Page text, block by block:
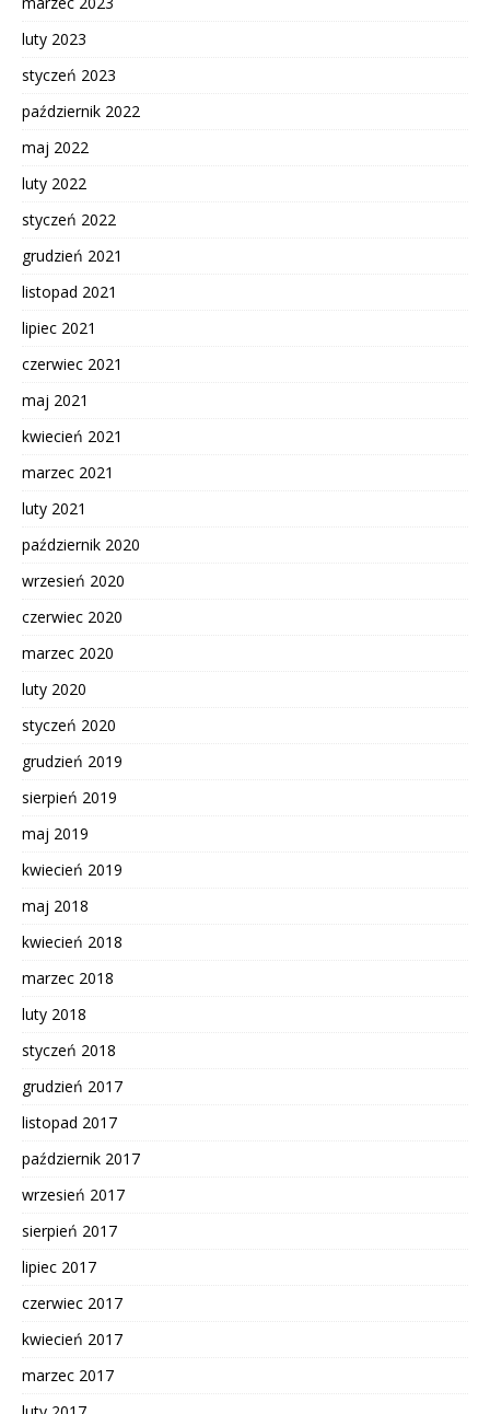
luty 2023
styczeń 2023
październik 2022
maj 2022
luty 2022
styczeń 2022
grudzień 2021
listopad 2021
lipiec 2021
czerwiec 2021
maj 2021
kwiecień 2021
marzec 2021
luty 2021
październik 2020
wrzesień 2020
czerwiec 2020
marzec 2020
luty 2020
styczeń 2020
grudzień 2019
sierpień 2019
maj 2019
kwiecień 2019
maj 2018
kwiecień 2018
marzec 2018
luty 2018
styczeń 2018
grudzień 2017
listopad 2017
październik 2017
wrzesień 2017
sierpień 2017
lipiec 2017
czerwiec 2017
kwiecień 2017
marzec 2017